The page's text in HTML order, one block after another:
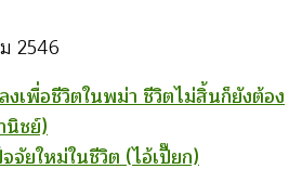
2546
งเพื่อชีวิตในพม่า ชีวิตไม่สิ้นก็ยังต้อง
ชย์)
จัยใหม่ในชีวิต (ไอ้เปี๊ยก)